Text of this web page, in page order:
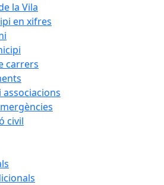
la Vila
en xifres
carrers
associacions
civil